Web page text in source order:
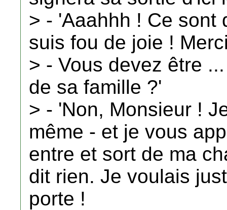
> - 'Aaahhh ! Ce sont
suis fou de joie !
> - Vous devez être
de sa famille ?'
> - 'Non, Monsieur !
même - et je vous
entre et sort de ma
dit rien. Je voulais
porte !